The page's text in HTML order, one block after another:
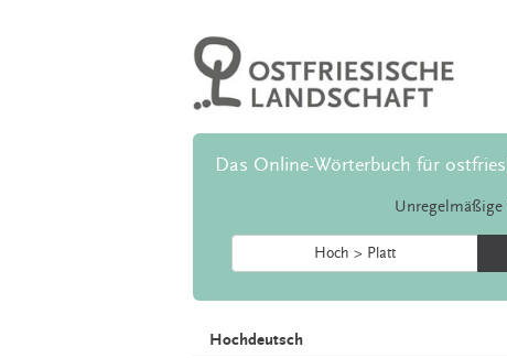
Das Online-Wörterbuch für
Unregelmäßige
Hoch > Platt
Hochdeutsch